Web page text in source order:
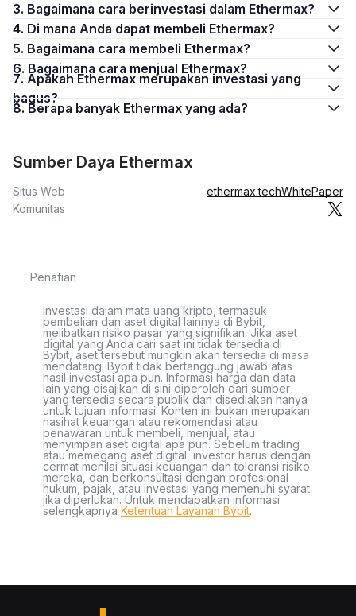
3. Bagaimana cara berinvestasi dalam Ethermax?
4. Di mana Anda dapat membeli Ethermax?
5. Bagaimana cara membeli Ethermax?
6. Bagaimana cara menjual Ethermax?
7. Apakah Ethermax merupakan investasi yang
bagus?
8. Berapa banyak Ethermax yang ada?
Sumber Daya Ethermax
Situs Web ethermax.techWhitePaper
Komunitas
Penafian
Investasi dalam mata uang kripto, termasuk
pembelian dan aset digital lainnya di Bybit,
melibatkan risiko pasar yang signifikan. Jika aset
digital yang Anda cari saat ini tidak tersedia di
Bybit, aset tersebut mungkin akan tersedia di masa
mendatang. Bybit tidak bertanggung jawab atas
hasil investasi apa pun. Informasi harga dan data
lain yang disajikan di sini diperoleh dari sumber
yang tersedia secara publik dan disediakan hanya
untuk tujuan informasi. Konten ini bukan merupakan
nasihat keuangan atau rekomendasi atau
penawaran untuk membeli, menjual, atau
menyimpan aset digital apa pun. Sebelum trading
atau memegang aset digital, investor harus dengan
cermat menilai situasi keuangan dan toleransi risiko
mereka, dan berkonsultasi dengan profesional
hukum, pajak, atau investasi yang memenuhi syarat
jika diperlukan. Untuk mendapatkan informasi
selengkapnya Ketentuan Layanan Bybit.